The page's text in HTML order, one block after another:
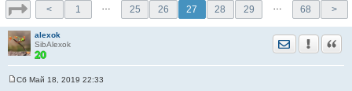
< 1 … 25 26 27 28 29 … 68 >
alexok
SibAlexok
Отправить
Сб Май 18, 2019 22:33